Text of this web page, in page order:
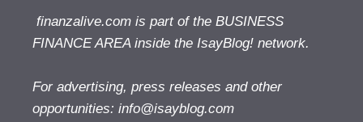
finanzalive.com is part of the BUSINESS
FINANCE AREA inside the IsayBlog! network.
For advertising, press releases and other
opportunities: info@isayblog.com